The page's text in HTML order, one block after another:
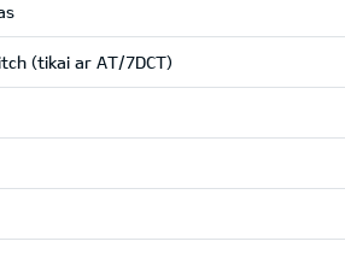
(tikai ar AT/7DCT)